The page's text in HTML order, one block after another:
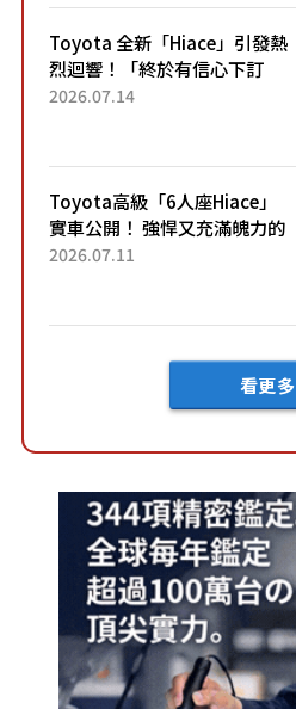
「三...
Toyota 全新「Hiace」引發熱
烈迴響！「終於有信心下訂
了！」「哪個等級交車最
車？...
2026.07.14
Toyota高級「6人座Hiace」
實車公開！ 強悍又充滿魄力的
「全黑設計」搭配特別「豪華
2026.07.11
看更多